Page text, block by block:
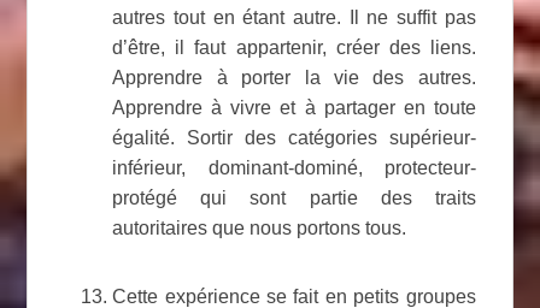
autres tout en étant autre. Il ne suffit pas
d’être, il faut appartenir, créer des liens.
Apprendre à porter la vie des autres.
Apprendre à vivre et à partager en toute
égalité. Sortir des catégories supérieur-
inférieur, dominant-dominé, protecteur-
protégé qui sont partie des traits
autoritaires que nous portons tous.
Cette expérience se fait en petits groupes